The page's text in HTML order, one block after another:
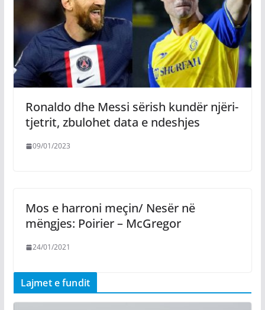
Ronaldo dhe Messi sërish kundër njëri-
tjetrit, zbulohet data e ndeshjes
09/01/2023
Mos e harroni meçin/ Nesër në
mëngjes: Poirier – McGregor
24/01/2021
Lajmet e fundit